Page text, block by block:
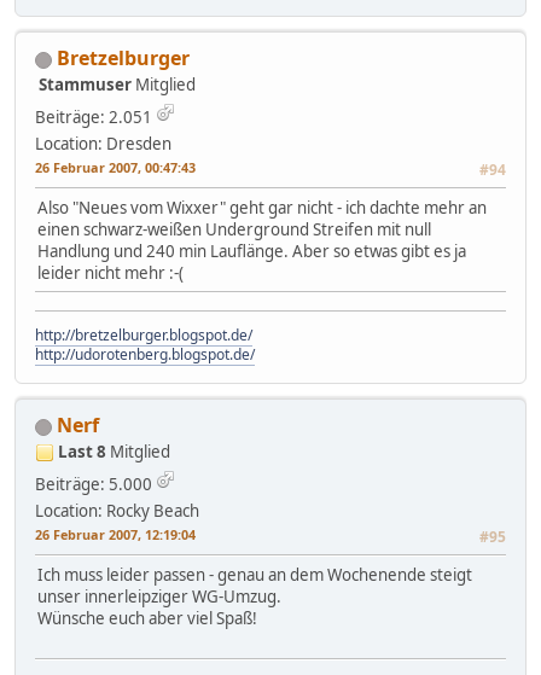
Bretzelburger
Stammuser Mitglied
Beiträge: 2.051
Location: Dresden
26 Februar 2007, 00:47:43 #94
Also "Neues vom Wixxer" geht gar nicht - ich dachte mehr an
einen schwarz-weißen Underground Streifen mit null
Handlung und 240 min Lauflänge. Aber so etwas gibt es ja
leider nicht mehr :-(
http://bretzelburger.blogspot.de/
http://udorotenberg.blogspot.de/
Nerf
Last 8 Mitglied
Beiträge: 5.000
Location: Rocky Beach
26 Februar 2007, 12:19:04 #95
Ich muss leider passen - genau an dem Wochenende steigt
unser innerleipziger WG-Umzug.
Wünsche euch aber viel Spaß!